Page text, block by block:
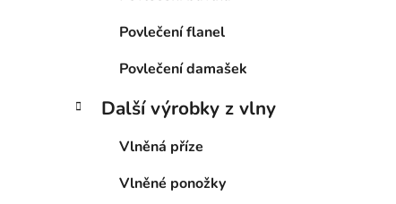
Povlečení flanel
Povlečení damašek
Další výrobky z vlny
Vlněná příze
Vlněné ponožky